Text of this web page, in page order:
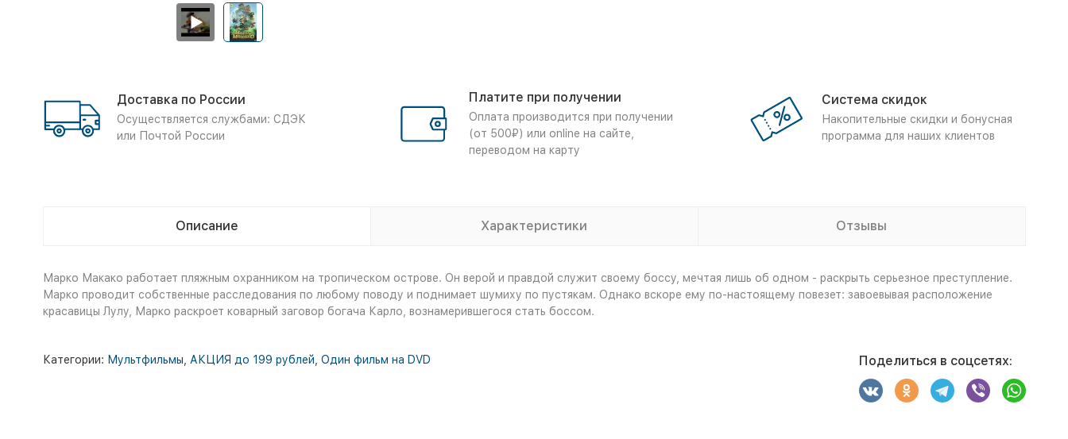
Доставка по России
Осуществляется службами: СДЭК
или Почтой России
Платите при получении
Оплата производится при получении
(от 500₽) или online на сайте,
переводом на карту
Система скидок
Накопительные скидки и бонусная
программа для наших клиентов
Описание Характеристики Отзывы
Марко Макако работает пляжным охранником на тропическом острове. Он верой и правдой служит своему боссу, мечтая лишь об одном - раскрыть серьезное преступление.
Марко проводит собственные расследования по любому поводу и поднимает шумиху по пустякам. Однако вскоре ему по-настоящему повезет: завоевывая расположение
красавицы Лулу, Марко раскроет коварный заговор богача Карло, вознамерившегося стать боссом.
Категории: Мультфильмы АКЦИЯ до 199 рублей Один фильм на DVD Поделиться в соцсетях: